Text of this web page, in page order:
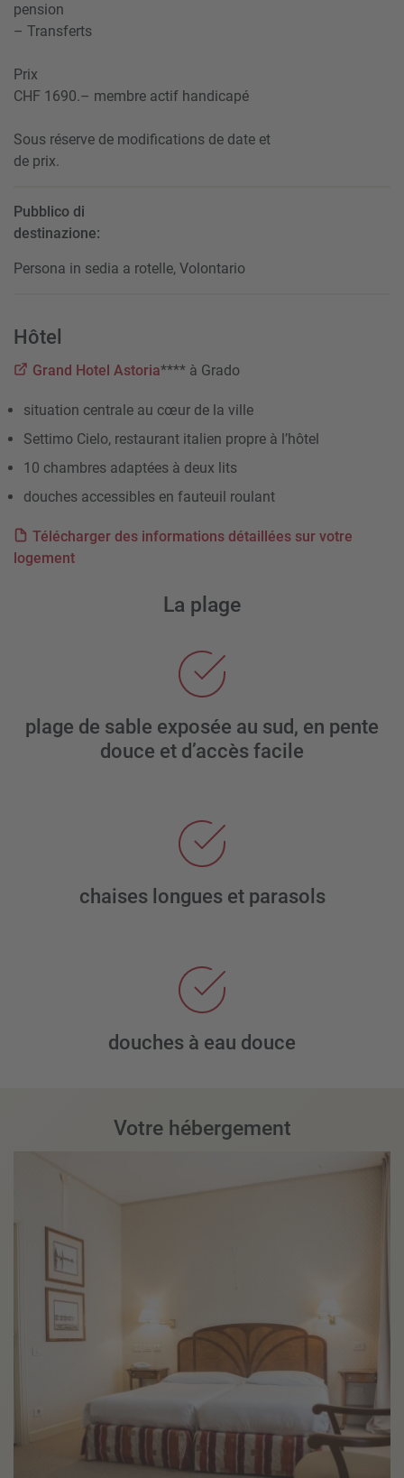
pension
– Transferts
Prix
CHF 1690.– membre actif handicapé
Sous réserve de modifications de date et
de prix.
Pubblico di
destinazione:
Persona in sedia a rotelle, Volontario
Hôtel
Grand Hotel Astoria**** à Grado
situation centrale au cœur de la ville
Settimo Cielo, restaurant italien propre à l’hôtel
10 chambres adaptées à deux lits
douches accessibles en fauteuil roulant
Télécharger des informations détaillées sur votre
logement
La plage
plage de sable exposée au sud, en pente
douce et d’accès facile
chaises longues et parasols
douches à eau douce
Votre hébergement